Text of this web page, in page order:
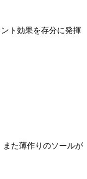
ト効果を存分に発揮
た薄作りのソールが